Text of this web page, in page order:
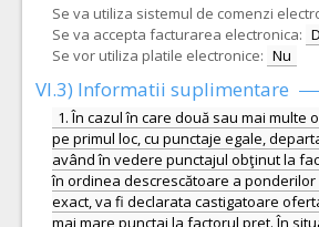
Se va utiliza sistemul de comenzi
Se va accepta facturarea electronica:
Se vor utiliza platile electronice: Nu
VI.3) Informatii suplimentare
1. În cazul în care două sau mai multe
pe primul loc, cu punctaje egale,
având în vedere punctajul obţinut la
în ordinea descrescătoare a ponderilor
exact, va fi declarata castigatoare
mai mare punctaj la factorul pret. În